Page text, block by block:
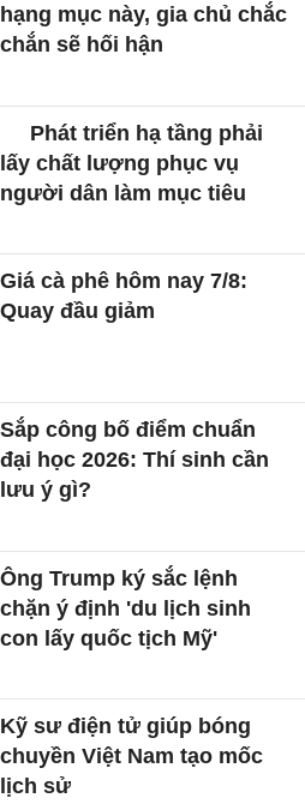
hạng mục này, gia chủ chắc
chắn sẽ hối hận
Phát triển hạ tầng phải
lấy chất lượng phục vụ
người dân làm mục tiêu
Giá cà phê hôm nay 7/8:
Quay đầu giảm
Sắp công bố điểm chuẩn
đại học 2026: Thí sinh cần
lưu ý gì?
Ông Trump ký sắc lệnh
chặn ý định 'du lịch sinh
con lấy quốc tịch Mỹ'
Kỹ sư điện tử giúp bóng
chuyền Việt Nam tạo mốc
lịch sử